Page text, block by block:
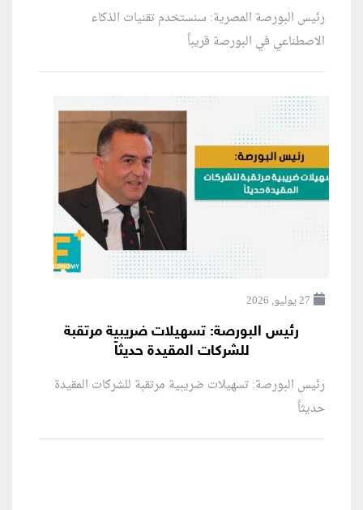
رئيس البورصة المصرية: سنستخدم تقنيات الذكاء
الاصطناعي في البورصة قريباً
27 يوليو, 2026
رئيس البورصة: تسهيلات ضريبية مرتقبة
للشركات المقيدة حديثاً
رئيس البورصة: تسهيلات ضريبية مرتقبة للشركات المقيدة
حديثاً